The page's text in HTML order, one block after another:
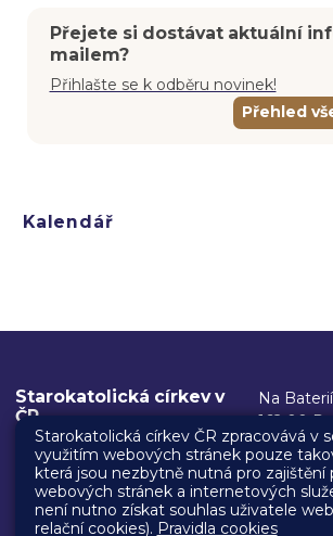
Přejete si dostávat aktuální
mailem?
Přihlašte se k odběru novinek!
Přehled
Kalendář
Starokatolická církev v
ČR
Na
162 00
IČ: 00445304
ID datové schránky:
gu62nki
+420 731
Starokatolická církev ČR zpracovává v
využitím webových stránek pouze
která jsou nezbytně nutná pro zajištění
webových stránek a internetových
není nutno získat souhlas uživatele
relační cookies). Pravidla cookies